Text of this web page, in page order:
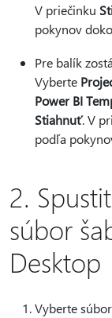
V priečinku
pokynov
Pre balík
Vyberte
Power BI
Stiahnuť. V
podľa
2.
súbor
Desktop
Vyberte